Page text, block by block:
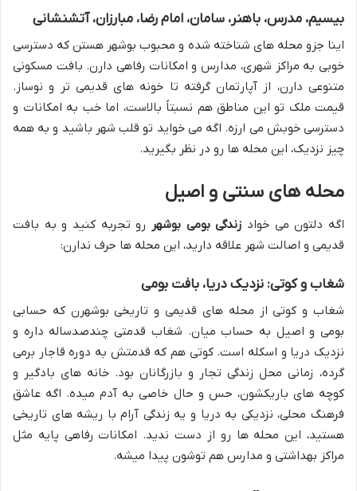
بیسیم، مدرس، باهنر، سامان، امام رضا، مبارزان، آتشنشانی
اینا جزو محله های شناخته شده و محبوب بوشهر هستن که دسترسی
خوبی به مراکز شهری، مدارس و امکانات رفاهی دارن. بافت مسکونی
متنوعی دارن، از آپارتمان گرفته تا خونه های قدیمی تر و نوساز.
قیمت ملک تو این مناطق هم نسبتاً بالاست، اما خب به امکانات و
دسترسی خوبش می ارزه. اگه می خواید تو قلب شهر باشید و به همه
چیز نزدیک، این محله ها رو در نظر بگیرید.
محله های سنتی و اصیل
اگه دلتون می خواد زندگی بومی بوشهر رو تجربه کنید و به بافت
قدیمی و اصالت شهر علاقه دارید، این محله ها حرف ندارن:
شغاب و کوتی: نزدیک دریا، بافت بومی
شغاب و کوتی از محله های قدیمی و تاریخی بوشهرن که حسابی
بومی و اصیل به حساب میان. شغاب قدمتی چندصدساله داره و
نزدیک دریا و اسکله است. کوتی هم که قدمتش به دوره قاجار برمی
گرده، زمانی محل زندگی تجار و بازرگانان بود. خانه های بادگیر و
کوچه های باریکشون، حس و حال خاصی به آدم میده. اگه عاشق
فرهنگ محلی، نزدیکی به دریا و یه زندگی آرام با ریشه های تاریخی
هستید، این محله ها رو از دست ندید. امکانات رفاهی پایه مثل
مراکز بهداشتی و مدارس هم توشون پیدا میشه.